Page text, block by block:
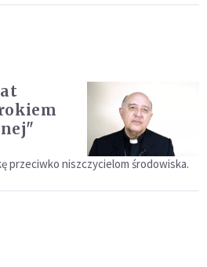
przeciwko niszczycielom środowiska.